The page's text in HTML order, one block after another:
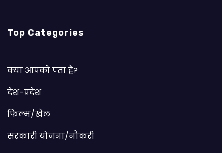
Top Categories
क्या आपको पता हैं?
देश-प्रदेश
फिल्म/खेल
सरकारी योजना/नौकरी